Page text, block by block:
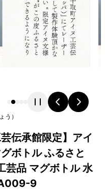
う ）
伝承館限定】アイ
ボトル ふるさと
芸品 マグボトル 水
9